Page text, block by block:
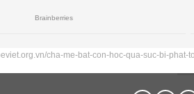
cha-me-bat-con-hoc-qua-suc-bi-phat-